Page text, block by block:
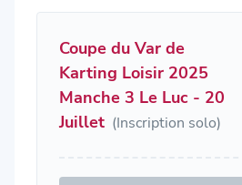
Coupe du Var de
Karting Loisir 2025
Manche 3 Le Luc - 20
Juillet (Inscription solo)